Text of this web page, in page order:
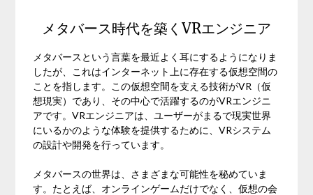
メタバース時代を築くVRエンジニア
メタバースという言葉を最近よく耳にするようになりま
したが、これはインターネット上に存在する仮想空間の
ことを指します。この仮想空間を支える技術がVR（仮
想現実）であり、その中心で活躍するのがVRエンジニ
アです。VRエンジニアは、ユーザーがまるで現実世界
にいるかのような体験を提供するために、VRシステム
の設計や開発を行っています。
メタバースの世界は、さまざまな可能性を秘めていま
す。たとえば、オンラインゲームだけでなく、仮想の会